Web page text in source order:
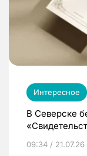
Интересное
В Северске
09:34 / 21.07.26